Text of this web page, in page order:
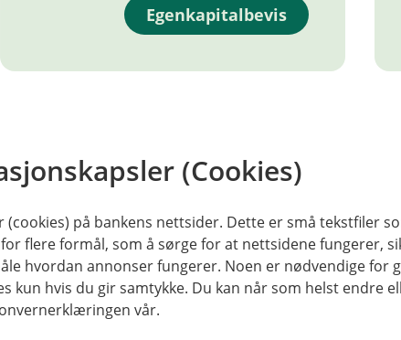
Egenkapitalbevis
Styret og
generalforsamlingen
Her kan du se hvem som sitter
i styret vårt og
(Cookies)
på bankens nettsider. Dette er små tekstfiler
flere formål, som å sørge for at nettsidene fungerer,
hvordan annonser fungerer. Noen er nødvendige for
kun hvis du gir samtykke. Du kan når som helst endre
vår.